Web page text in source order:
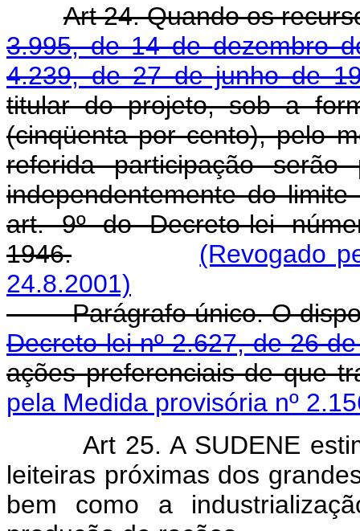
Art 24. Quando os
3.995, de 14 de dezembro
4.239, de 27 de junho de
titular do projeto, sob a
(cinqüenta por cento), pelo
referida participação
independentemente do
art. 9º do Decreto-lei
1946.
(Revogado
24.8.2001)
Parágrafo único. O
Decreto-lei nº 2.627, de 26
ações preferenciais de que
pela Medida provisória nº
Art 25. A SUDENE
leiteiras próximas dos
bem como a